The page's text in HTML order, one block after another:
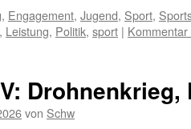
, Engagement, Jugend, Sport,
, Leistung, Politik, sport |
Drohnenkrieg,
von Schw